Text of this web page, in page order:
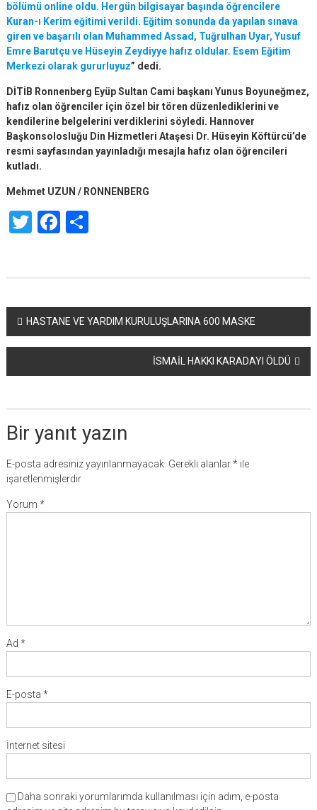
bölümü online oldu. Hergün bilgisayar başında öğrencilere
Kuran-ı Kerim eğitimi verildi. Eğitim sonunda da yapılan sınava
giren ve başarılı olan Muhammed Assad, Tuğrulhan Uyar, Yusuf
Emre Barutçu ve Hüseyin Zeydiyye hafız oldular. Esem Eğitim
Merkezi olarak gururluyuz” dedi.
DİTİB Ronnenberg Eyüp Sultan Cami başkanı Yunus Boyuneğmez,
hafız olan öğrenciler için özel bir tören düzenlediklerini ve
kendilerine belgelerini verdiklerini söyledi. Hannover
Başkonsolosluğu Din Hizmetleri Ataşesi Dr. Hüseyin Köftürcü’de
resmi sayfasından yayınladığı mesajla hafız olan öğrencileri
kutladı.
Mehmet UZUN / RONNENBERG
TwitterFacebook
Yazı
dolaşımı
HASTANE VE YARDIM KURULUŞLARINA 600 MASKE
İSMAİL HAKKI KARADAYI ÖLDÜ
Bir yanıt yazın
E-posta adresiniz yayınlanmayacak. Gerekli alanlar*ile
işaretlenmişlerdir
Yorum *
Ad *
E-posta *
İnternet sitesi
Daha sonraki yorumlarımda kullanılması için adım, e-posta